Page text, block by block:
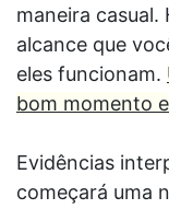
maneira
alcance que
eles funcionam.
bom momento
Evidências
começará uma